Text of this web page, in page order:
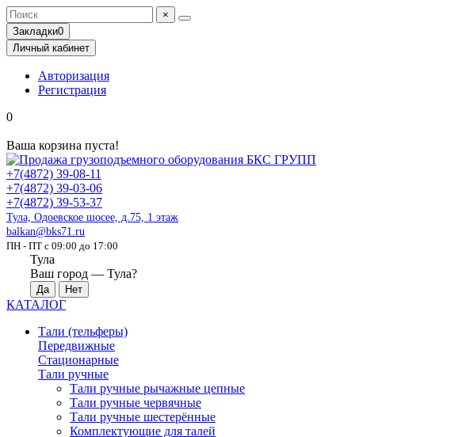
×
Закладки0
Личный кабинет
Авторизация
Регистрация
0
Ваша корзина пуста!
+7(4872) 39-08-11
+7(4872) 39-03-06
+7(4872) 39-53-37
Тула, Одоевское шосее, д.75, 1 этаж
balkan@bks71.ru
ПН - ПТ с 09:00 до 17:00
Тула
Ваш город — Тула?
КАТАЛОГ
Тали (тельферы)
Передвижные
Стационарные
Тали ручные
Тали ручные рычажные цепные
Тали ручные червячные
Тали ручные шестерённые
Комплектующие для талей